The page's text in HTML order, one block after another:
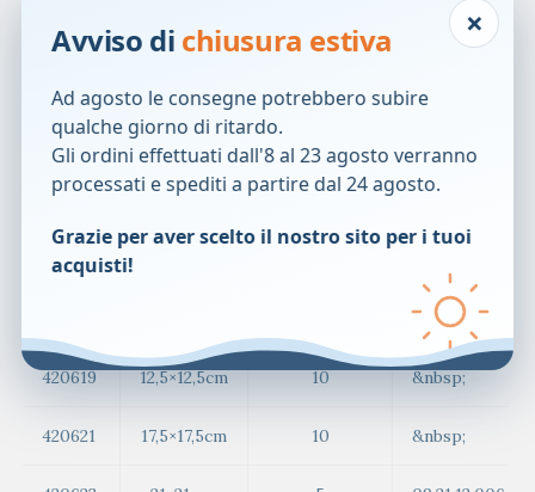
Codici disponibili e modalit&agrave; di presentazione/
Misure
Unit&agrave;
per
Codifica
420804
09.21.12.003
420619 12,5×12,5cm 10 &nbsp;
420621 17,5×17,5cm 10 &nbsp;
×
Avviso di chiusura estiva
Ad agosto le consegne potrebbero subire
qualche giorno di ritardo.
Gli ordini effettuati dall'8 al 23 agosto verranno
processati e spediti a partire dal 24 agosto.
Grazie per aver scelto il nostro sito per i tuoi
acquisti!